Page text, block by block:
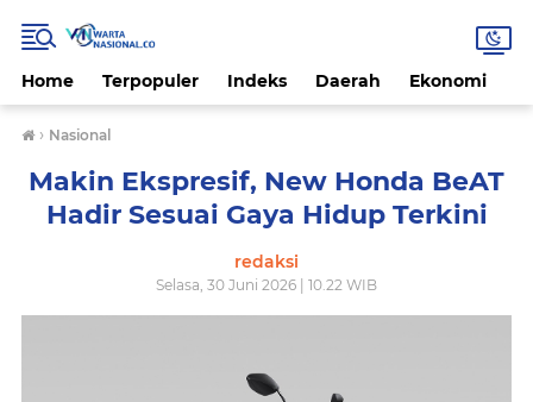
Home Terpopuler Indeks Daerah Ekonomi
› Nasional
Makin Ekspresif, New Honda BeAT
Hadir Sesuai Gaya Hidup Terkini
redaksi
Selasa, 30 Juni 2026 | 10.22 WIB